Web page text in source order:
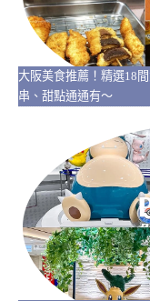
大阪美食推薦！精選18
串、甜點通通有～